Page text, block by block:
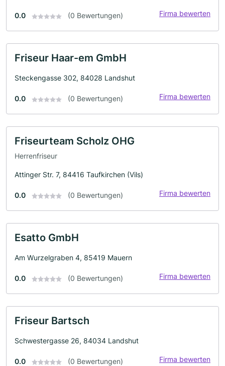
0.0 (0 Bewertungen) Firma bewerten
Friseur Haar-em GmbH
Steckengasse 302, 84028 Landshut
0.0 (0 Bewertungen) Firma bewerten
Friseurteam Scholz OHG
Herrenfriseur
Attinger Str. 7, 84416 Taufkirchen (Vils)
0.0 (0 Bewertungen) Firma bewerten
Esatto GmbH
Am Wurzelgraben 4, 85419 Mauern
0.0 (0 Bewertungen) Firma bewerten
Friseur Bartsch
Schwestergasse 26, 84034 Landshut
0.0 (0 Bewertungen) Firma bewerten